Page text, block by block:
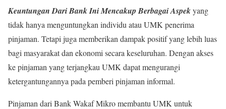
Keuntungan Dari Bank Ini Mencakup Berbagai Aspekyang
tidak hanya menguntungkan individu atau UMK penerima
pinjaman. Tetapi juga memberikan dampak positif yang lebih luas
bagi masyarakat dan ekonomi secara keseluruhan. Dengan akses
ke pinjaman yang terjangkau UMK dapat mengurangi
ketergantungannya pada pemberi pinjaman informal.
Pinjaman dari Bank Wakaf Mikro membantu UMK untuk